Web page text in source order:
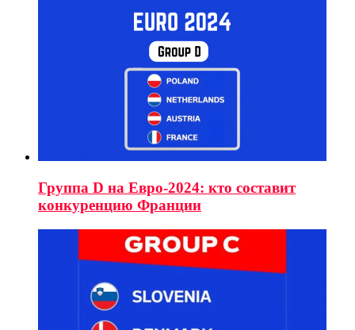
Группа D на Евро-2024: кто составит
конкуренцию Франции